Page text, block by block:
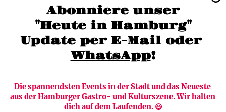
Abonniere unser
"Heute in Hamburg"
Update per E-Mail oder
WhatsApp!
Die spannendsten Events in der Stadt und das Neueste
aus der Hamburger Gastro- und Kulturszene. Wir halten
dich auf dem Laufenden. 😃
moc.grubmah-enezs@ofni
Newsletter abonnieren